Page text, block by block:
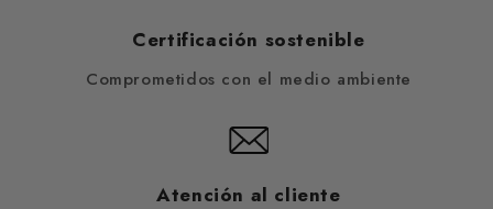
Certificación sostenible
Comprometidos con el medio ambiente
Atención al cliente